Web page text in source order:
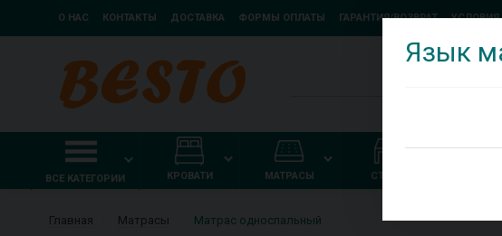
О НАС КОНТАКТЫ ДОСТАВКА ФОРМЫ ОПЛАТЫ ГАРАНТИЯ/ВОЗВРАТ УСЛОВИЯ
ВСЕ КАТЕГОРИИ КРОВАТИ МАТРАСЫ СТОЛЫ
Главная Матрасы Матрас односпальный
Язык